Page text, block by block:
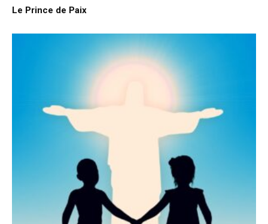
Le Prince de Paix